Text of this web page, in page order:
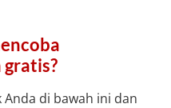
di bawah ini dan